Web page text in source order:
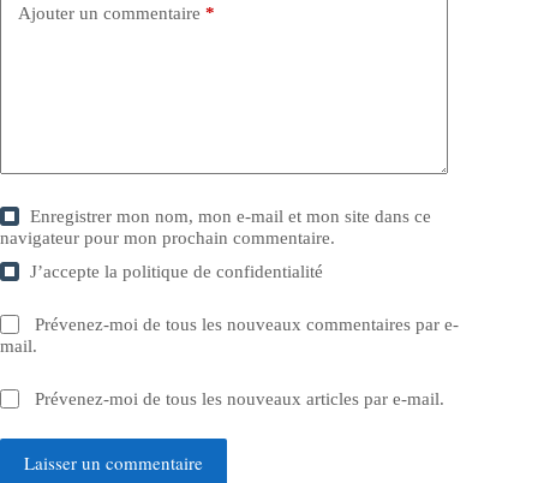
Ajouter un commentaire *
Enregistrer mon nom, mon e-mail et mon site dans ce
navigateur pour mon prochain commentaire.
J’accepte lapolitique de confidentialité
Prévenez-moi de tous les nouveaux commentaires par e-
mail.
Prévenez-moi de tous les nouveaux articles par e-mail.
Laisser un commentaire